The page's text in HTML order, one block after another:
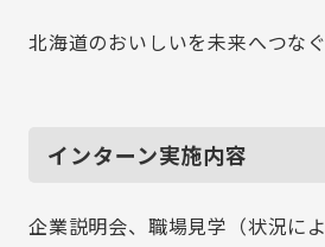
北海道のおいしいを未来へつなぐ
インターン実施内容
企業説明会、職場見学（状況によ